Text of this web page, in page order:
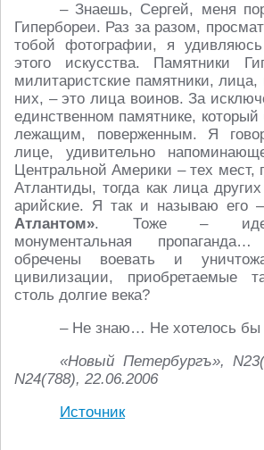
– Знаешь, Сергей, меня
Гипербореи. Раз за разом,
тобой фотографии, я удивляюсь
этого искусства. Памятники
милитаристские памятники,
них, – это лица воинов. За
единственном памятнике,
лежащим, поверженным. Я
лице, удивительно
Центральной Америки – тех мест,
Атлантиды, тогда как лица
арийские. Я так и называю его –
Атлантом». Тоже –
монументальная
обречены воевать и
цивилизации, приобретаемые
столь долгие века?
– Не знаю… Не хотелось бы
«Новый Петербургъ»,
N24(788), 22.06.2006
Источник